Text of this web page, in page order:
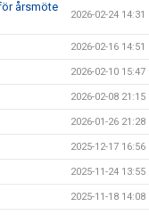
årsmöte
2026-02-24 14:31
2026-02-16 14:51
2026-02-10 15:47
2026-02-08 21:15
2026-01-26 21:28
2025-12-17 16:56
2025-11-24 13:55
2025-11-18 14:08